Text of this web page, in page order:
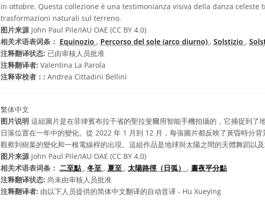
in ottobre. Questa collezione è una testimonianza visiva della danza celeste
trasformazioni naturali sul terreno.
图片来源John Paul Pile/IAU OAE (CC BY 4.0)
相关术语表词条： Equinozio , Percorso del sole (arco diurno) , Solstizio ,
注释翻译状态: 已由审核人员批准
注释翻译者: Valentina La Parola
注释审校者：: Andrea Cittadini Bellini
繁体中文
图片说明 這組圖片是在菲律賓布拉干省的聖拉斐爾用智能手機拍攝的，它捕捉到了
日落位置在一年中的變化。從 2022 年 1 月到 12 月，每張圖片都反映了黃昏時分
觀察到樹葉的變化和一根電線桿的出現。這組作品是地球與太陽之間的天體舞蹈以
图片来源John Paul Pile/IAU OAE (CC BY 4.0)
相关术语表词条： 二至點 , 冬至 , 夏至 , 太陽路徑（日弧） , 晝夜平分點
注释翻译状态: 尚未由审核人员批准
注释翻译者: 由以下人员提供的简体中文翻译的自动音译 - Hu Xueying